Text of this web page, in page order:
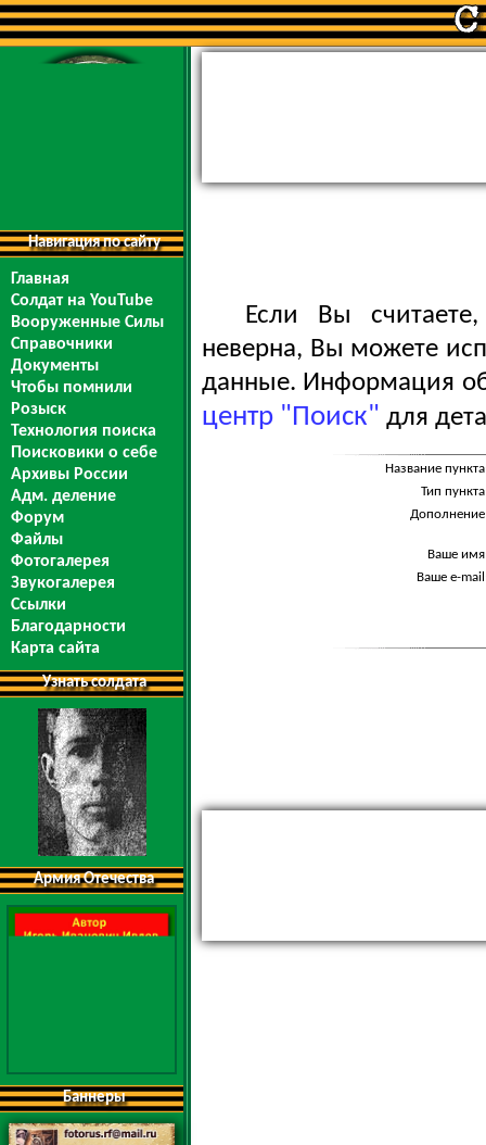
Навигация по сайту
Главная
Солдат на YouTube
Вооруженные Силы
Справочники
Документы
Чтобы помнили
Розыск
Технология поиска
Поисковики о себе
Архивы России
Адм. деление
Форум
Файлы
Фотогалерея
Звукогалерея
Ссылки
Благодарности
Карта сайта
Узнать солдата
Армия Отечества
Баннеры
Если Вы
неверна, Вы можете
данные. Информация
центр "Поиск" для
Название
Тип
Ваше
Ваше e-